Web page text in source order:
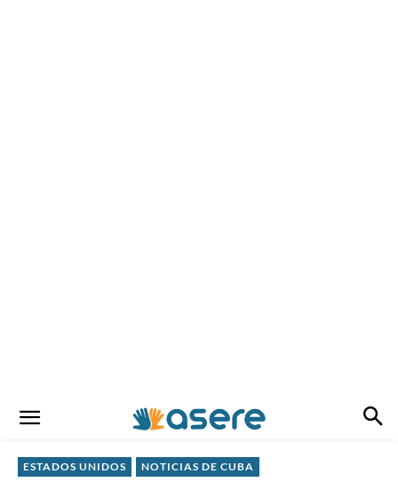
ESTADOS UNIDOS NOTICIAS DE CUBA